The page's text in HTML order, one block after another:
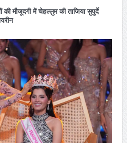
की मौजूदगी में चेहल्लुम की ताजिया सुपुर्दे